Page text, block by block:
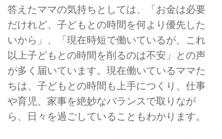
答えたママの気持ちとしては、「お金は必要
だけれど、子どもとの時間を何より優先した
いから」、「現在時短で働いているが、これ
以上子どもとの時間を削るのは不安」との声
が多く届いています。現在働いているママた
ちは、子どもとの時間も上手につくり、仕事
や育児、家事を絶妙なバランスで取りなが
ら、日々を過ごしていることもわかります。